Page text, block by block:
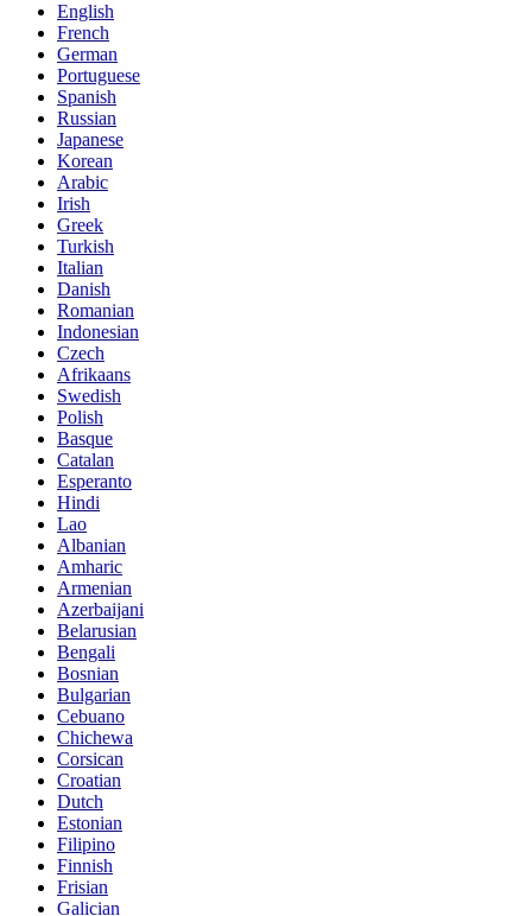
English
French
German
Portuguese
Spanish
Russian
Japanese
Korean
Arabic
Irish
Greek
Turkish
Italian
Danish
Romanian
Indonesian
Czech
Afrikaans
Swedish
Polish
Basque
Catalan
Esperanto
Hindi
Lao
Albanian
Amharic
Armenian
Azerbaijani
Belarusian
Bengali
Bosnian
Bulgarian
Cebuano
Chichewa
Corsican
Croatian
Dutch
Estonian
Filipino
Finnish
Frisian
Galician